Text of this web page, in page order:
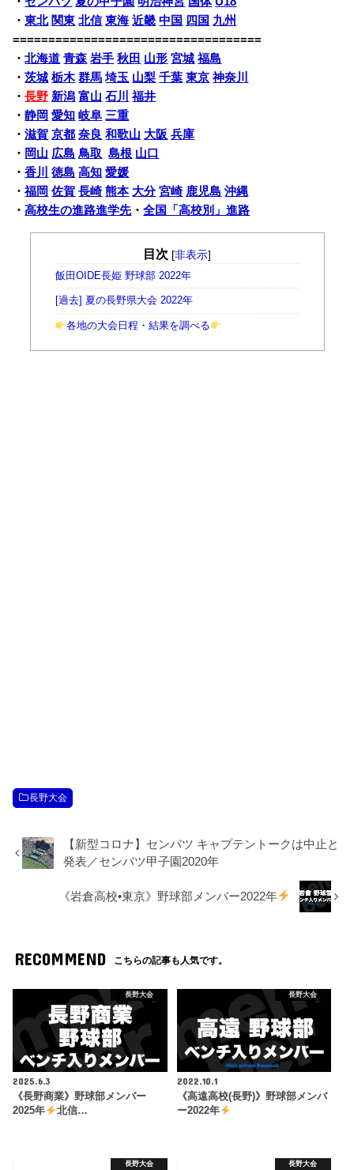
・東北 関東 北信 東海 近畿 中国 四国 九州
===================================
・北海道 青森 岩手 秋田 山形 宮城 福島
・茨城 栃木 群馬 埼玉 山梨 千葉 東京 神奈川
・長野 新潟 富山 石川
福井
・静岡 愛知 岐阜 三重
・滋賀 京都 奈良 和歌山 大阪 兵庫
・ 岡山 広島 鳥取 島根 山口
・香川 徳島 高知 愛媛
・福岡 佐賀 長崎 熊本 大分 宮崎 鹿児島 沖縄
・高校生の進路進学先・全国「高校別」進路
目次 [非表示]
飯田OIDE長姫 野球部 2022年
[過去] 夏の長野県大会 2022年
各地の大会日程・結果を調べる
長野大会
【新型コロナ】センバツ キャプテントークは中止と
発表／センバツ甲子園2020年
《岩倉高校•東京》野球部メンバー2022年
RECOMMEND こちらの記事も人気です。
長野大会
2025.6.3
《長野商業》野球部メンバー
2025年
北信…
長野大会
2022.10.1
《高遠高校(長野)》野球部メンバ
ー2022年
長野大会 長野大会